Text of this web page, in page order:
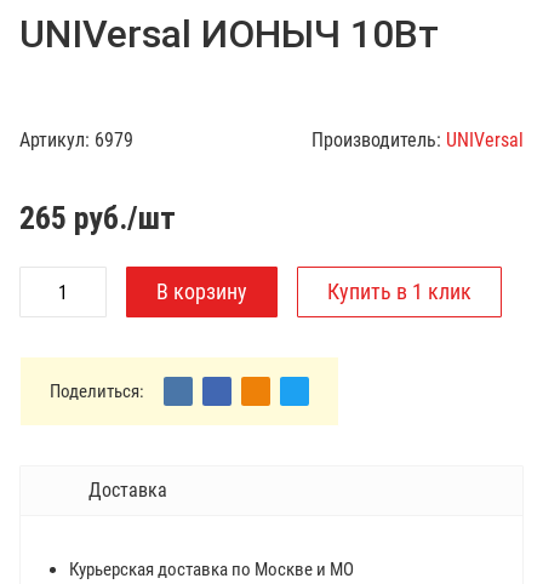
а
о
у
UNIVersal ИОНЫЧ 10Вт
Артикул: 6979 Производитель: UNIVersal
265 руб./шт
Поделиться:
Доставка
Курьерская доставка по Москве и МО